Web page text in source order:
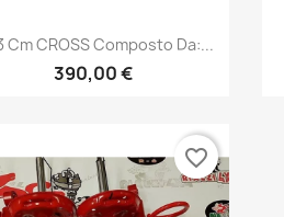
Anteprima
Cm CROSS Composto Da:...
390,00 €
favorite_border